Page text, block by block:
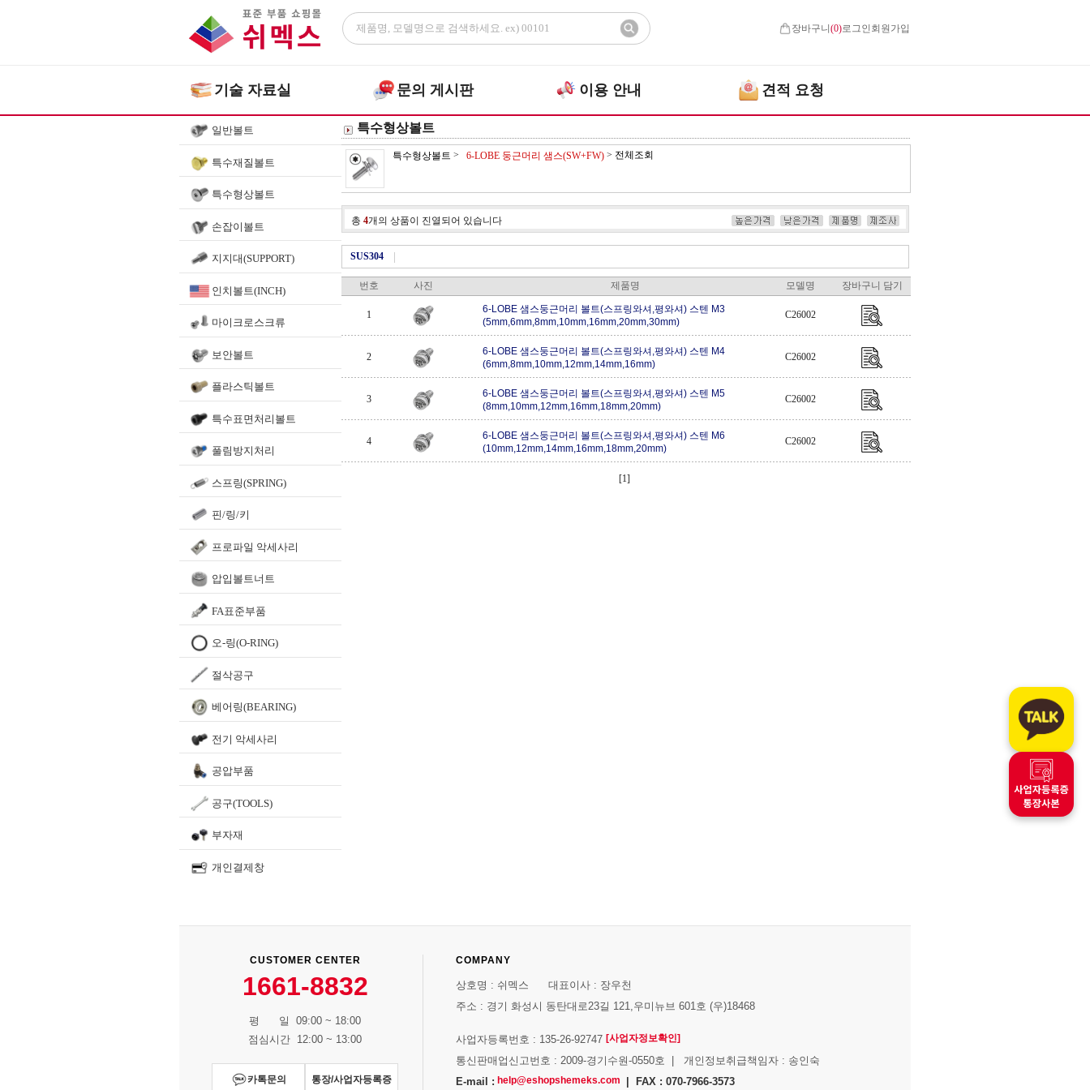
장바구니(0)로그인 회원가입
기술 자료실 문의 게시판 이용 안내 견적 요청
일반볼트
특수재질볼트
특수형상볼트
손잡이볼트
지지대(SUPPORT)
인치볼트(INCH)
마이크로스크류
보안볼트
플라스틱볼트
특수표면처리볼트
풀림방지처리
스프링(SPRING)
핀/링/키
프로파일 악세사리
압입볼트너트
FA표준부품
오-링(O-RING)
절삭공구
베어링(BEARING)
전기 악세사리
공압부품
공구(TOOLS)
부자재
개인결제창
특수형상볼트
특수형상볼트 > 6-LOBE 둥근머리 샘스(SW+FW) > 전체조회
총 4개의 상품이 진열되어 있습니다
SUS304
번호 사진 제품명 모델명 장바구니 담기
1
6-LOBE 샘스둥근머리 볼트(스프링와셔,평와셔) 스텐 M3
(5mm,6mm,8mm,10mm,16mm,20mm,30mm)
C26002
2
6-LOBE 샘스둥근머리 볼트(스프링와셔,평와셔) 스텐 M4
(6mm,8mm,10mm,12mm,14mm,16mm)
C26002
3
6-LOBE 샘스둥근머리 볼트(스프링와셔,평와셔) 스텐 M5
(8mm,10mm,12mm,16mm,18mm,20mm)
C26002
4
6-LOBE 샘스둥근머리 볼트(스프링와셔,평와셔) 스텐 M6
(10mm,12mm,14mm,16mm,18mm,20mm)
C26002
[1]
CUSTOMER CENTER
1661-8832
평 일 09:00 ~ 18:00
점심시간 12:00 ~ 13:00
카톡문의 통장/사업자등록증
COMPANY
상호명 : 쉬멕스 대표이사 : 장우천
주소 : 경기 화성시 동탄대로23길 121,우미뉴브 601호 (우)18468
사업자등록번호 : 135-26-92747 [사업자정보확인]
통신판매업신고번호 : 2009-경기수원-0550호 | 개인정보취급책임자 : 송인숙
E-mail : help@eshopshemeks.com | FAX : 070-7966-3573